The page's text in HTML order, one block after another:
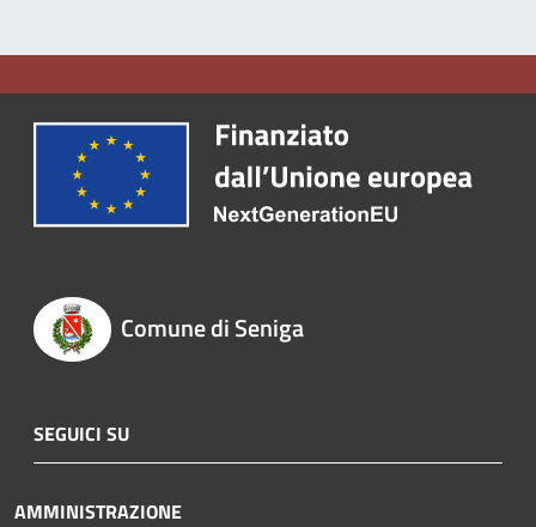
Comune di Seniga
SEGUICI SU
AMMINISTRAZIONE